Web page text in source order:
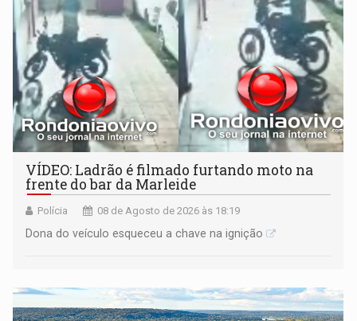
VÍDEO: Ladrão é filmado furtando moto na
frente do bar da Marleide
Polícia 08 de Agosto de 2026 às 18:19
Dona do veículo esqueceu a chave na ignição